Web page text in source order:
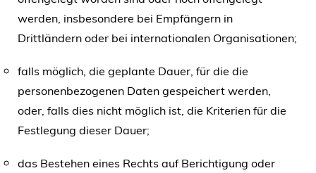
werden, insbesondere bei Empfängern in
Drittländern oder bei internationalen Organisationen;
falls möglich, die geplante Dauer, für die die
personenbezogenen Daten gespeichert werden,
oder, falls dies nicht möglich ist, die Kriterien für die
Festlegung dieser Dauer;
das Bestehen eines Rechts auf Berichtigung oder